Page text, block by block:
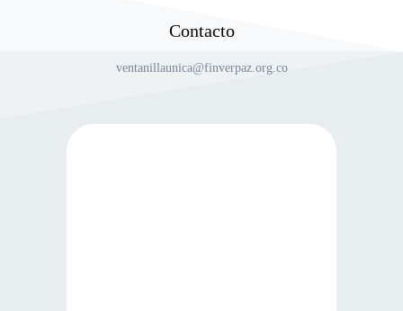
Contacto
ventanillaunica@finverpaz.org.co